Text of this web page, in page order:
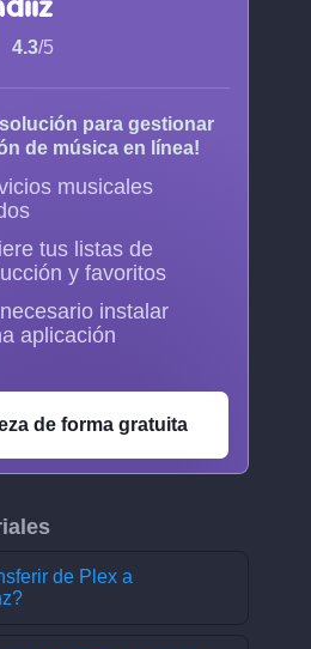
4.3/5
solución para gestionar
de música en línea!
musicales
tus listas de
y favoritos
instalar
aplicación
de forma gratuita
de Plex a